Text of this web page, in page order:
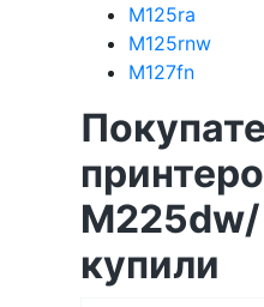
M125ra
M125rnw
M127fn
купили